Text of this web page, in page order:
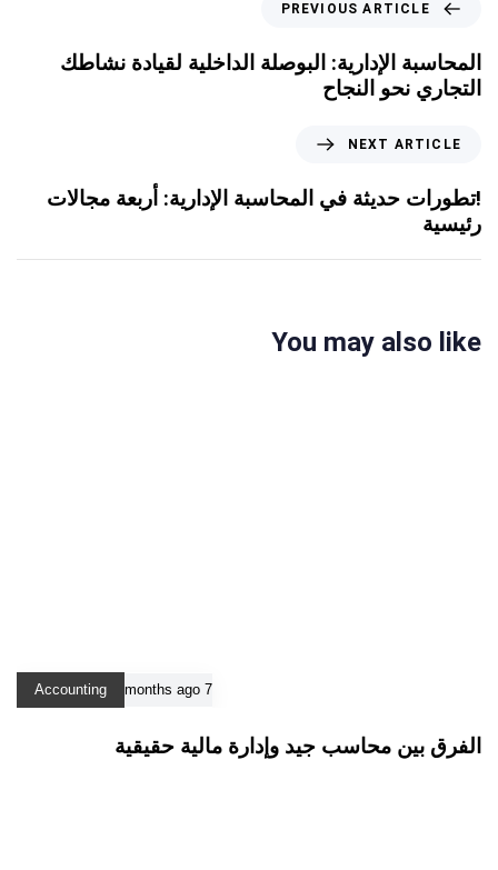
PREVIOUS ARTICLE
المحاسبة الإدارية: البوصلة الداخلية لقيادة نشاطك
التجاري نحو النجاح
NEXT ARTICLE
!تطورات حديثة في المحاسبة الإدارية: أربعة مجالات
رئيسية
You may also like
7 months ago
Accounting
الفرق بين محاسب جيد وإدارة مالية حقيقية